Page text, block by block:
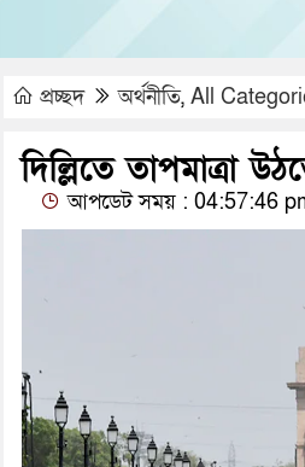
প্রচ্ছদ অর্থনীতি, All
দিল্লিতে তাপমাত্রা
আপডেট সময় : 04:57:46